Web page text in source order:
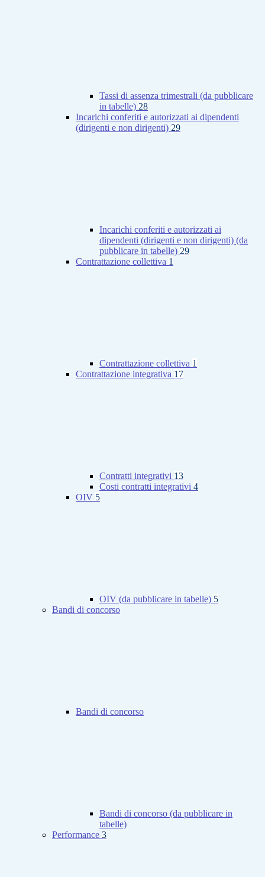
Tassi di assenza trimestrali (da pubblicare
in tabelle) 28
Incarichi conferiti e autorizzati ai dipendenti
(dirigenti e non dirigenti) 29
Incarichi conferiti e autorizzati ai
dipendenti (dirigenti e non dirigenti) (da
pubblicare in tabelle) 29
Contrattazione collettiva 1
Contrattazione collettiva 1
Contrattazione integrativa 17
Contratti integrativi 13
Costi contratti integrativi 4
OIV 5
OIV (da pubblicare in tabelle) 5
Bandi di concorso
Bandi di concorso
Bandi di concorso (da pubblicare in
tabelle)
Performance 3